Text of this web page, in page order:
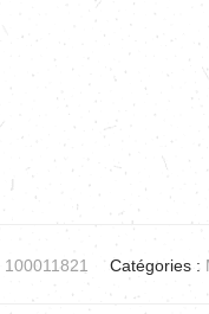
100011821 Catégories :